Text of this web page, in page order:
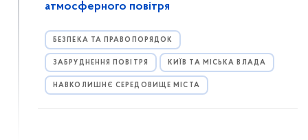
атмосферного повітря
БЕЗПЕКА ТА ПРАВОПОРЯДОК
ЗАБРУДНЕННЯ ПОВІТРЯ КИЇВ ТА МІСЬКА ВЛАДА
НАВКОЛИШНЄ СЕРЕДОВИЩЕ МІСТА